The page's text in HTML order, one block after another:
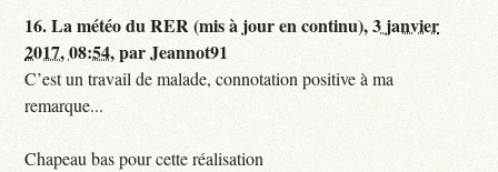
16.La météo du RER (mis à jour en continu),3 janvier
2017, 08:54,parJeannot91
C’est un travail de malade, connotation positive à ma
remarque...
Chapeau bas pour cette réalisation